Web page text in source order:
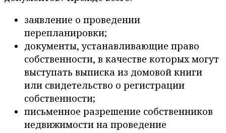
заявление о проведении
перепланировки;
документы, устанавливающие право
собственности, в качестве которых могут
выступать выписка из домовой книги
или свидетельство о регистрации
собственности;
письменное разрешение собственников
недвижимости на проведение